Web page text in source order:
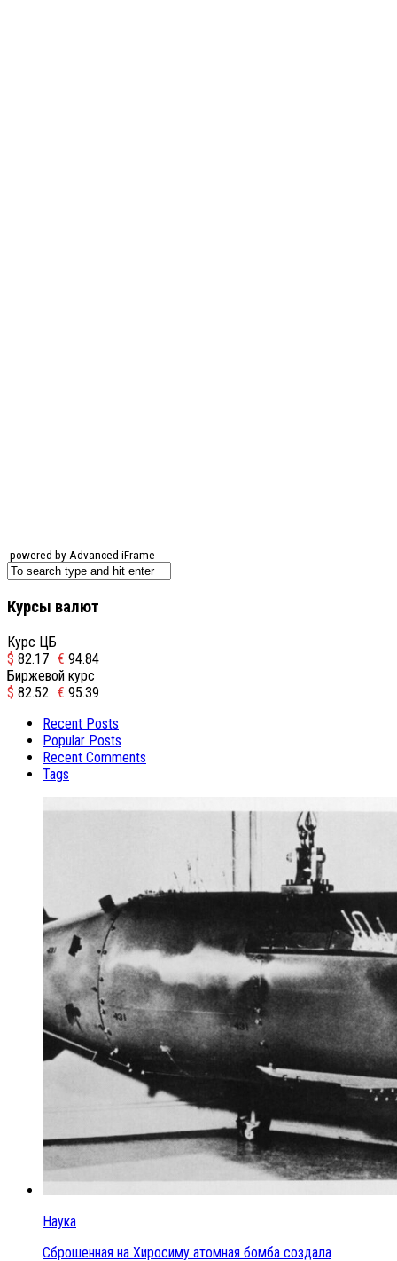
powered by Advanced iFrame
Курсы валют
Курс ЦБ
$ 82.17 € 94.84
Биржевой курс
$ 82.52 € 95.39
Recent Posts
Popular Posts
Recent Comments
Tags
Наука
Сброшенная на Хиросиму атомная бомба создала